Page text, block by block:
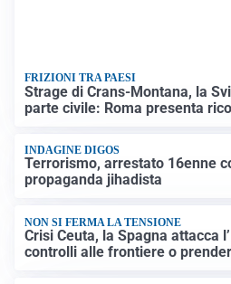
Strage di Crans-Montana, la
parte civile: Roma presenta
Terrorismo, arrestato 16enne
propaganda jihadista
Crisi Ceuta, la Spagna attacca
controlli alle frontiere o